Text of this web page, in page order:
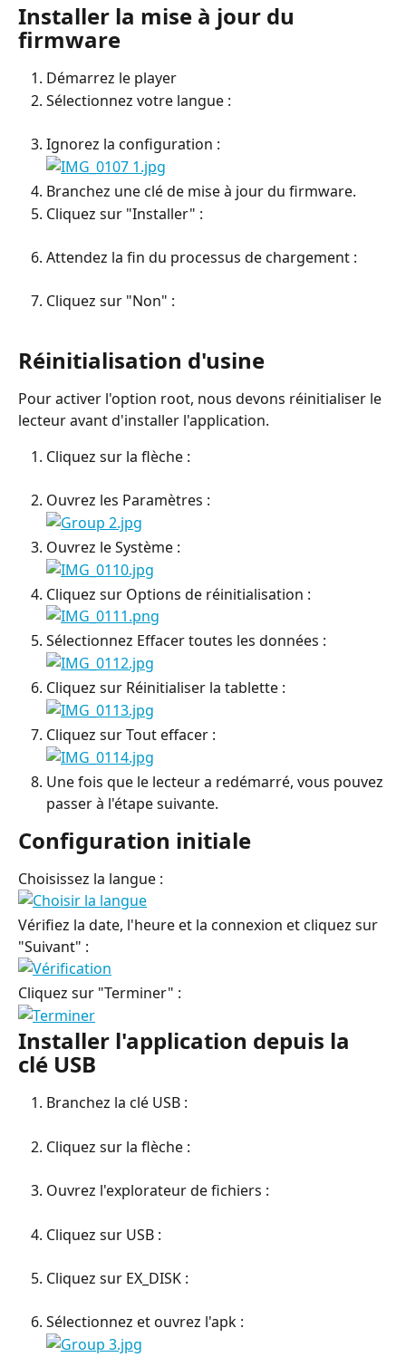
Installer la mise à jour du
firmware
Démarrez le player
Sélectionnez votre langue :
Ignorez la configuration :
Branchez une clé de mise à jour du firmware.
Cliquez sur "Installer" :
Attendez la fin du processus de chargement :
Cliquez sur "Non" :
Réinitialisation d'usine
Pour activer l'option root, nous devons réinitialiser le
lecteur avant d'installer l'application.
Cliquez sur la flèche :
Ouvrez les Paramètres :
Ouvrez le Système :
Cliquez sur Options de réinitialisation :
Sélectionnez Effacer toutes les données :
Cliquez sur Réinitialiser la tablette :
Cliquez sur Tout effacer :
Une fois que le lecteur a redémarré, vous pouvez
passer à l'étape suivante.
Configuration initiale
Choisissez la langue :
Vérifiez la date, l'heure et la connexion et cliquez sur
"Suivant" :
Cliquez sur "Terminer" :
Installer l'application depuis la
clé USB
Branchez la clé USB :
Cliquez sur la flèche :
Ouvrez l'explorateur de fichiers :
Cliquez sur USB :
Cliquez sur EX_DISK :
Sélectionnez et ouvrez l'apk :